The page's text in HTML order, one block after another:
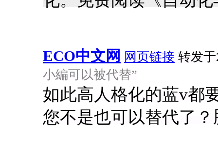
ECO中文网 网页链接 转发
小編可以被代替”
如此高人格化的蓝v都
您不是也可以替代了